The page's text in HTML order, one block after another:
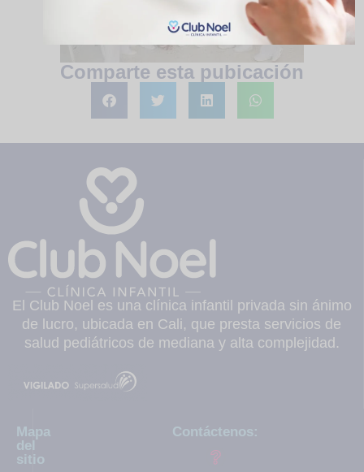
Comparte esta pubicación
El Club Noel es una clínica infantil privada sin ánimo
de lucro, ubicada en Cali, que presta servicios de
salud pediátricos de mediana y alta complejidad.
Mapa
del
sitio
Contáctenos: